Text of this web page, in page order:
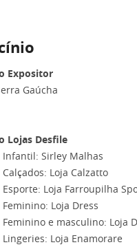
Expositor
Gaúcha
Lojas Desfile
Infantil: Sirley Malhas
Loja Calzatto
Esporte: Loja Farroupilha
Loja Dress
Feminino e masculino: Loja
Lingeries: Loja Enamorare